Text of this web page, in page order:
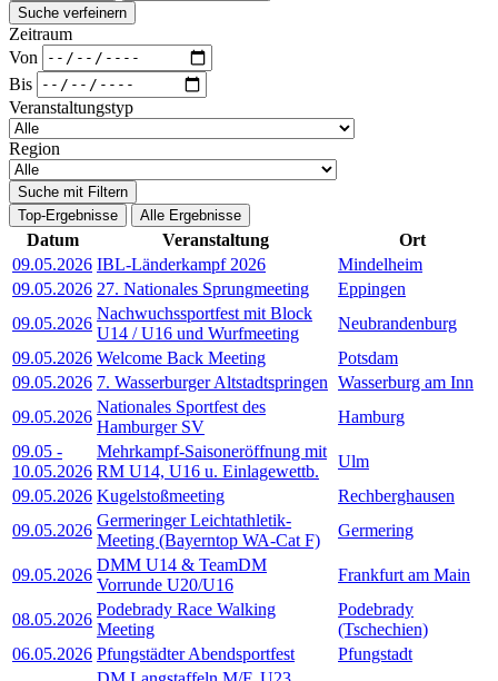
Suche verfeinern
Zeitraum
Von
Bis
Veranstaltungstyp
Region
Suche mit Filtern
Top-Ergebnisse
Alle Ergebnisse
Datum Veranstaltung
Ort
09.05.2026 IBL-Länderkampf 2026
Mindelheim
09.05.2026 27. Nationales Sprungmeeting
Eppingen
09.05.2026
Nachwuchssportfest mit Block
U14 / U16 und Wurfmeeting
Neubrandenburg
09.05.2026 Welcome Back Meeting
Potsdam
09.05.2026 7. Wasserburger Altstadtspringen Wasserburg am Inn
09.05.2026
Nationales Sportfest des
Hamburger SV
Hamburg
09.05 -
10.05.2026
Mehrkampf-Saisoneröffnung mit
RM U14, U16 u. Einlagewettb.
Ulm
09.05.2026 Kugelstoßmeeting
Rechberghausen
09.05.2026
Germeringer Leichtathletik-
Meeting (Bayerntop WA-Cat F)
Germering
09.05.2026
DMM U14 & TeamDM
Vorrunde U20/U16
Frankfurt am Main
08.05.2026
Podebrady Race Walking
Meeting
Podebrady
(Tschechien)
06.05.2026 Pfungstädter Abendsportfest
Pfungstadt